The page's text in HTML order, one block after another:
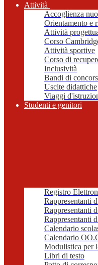
Attività
Accoglienza
Orientamento e
Attività
Corso
Attività sportive
Corso di
Inclusività
Bandi di
Uscite didattiche
Viaggi
Studenti e genitori
Registro
Rappresentanti
Rappresentanti
Rappresentanti
Calendario
Calendario
Modulistica per
Libri di testo